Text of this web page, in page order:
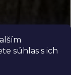
súhlas s ich